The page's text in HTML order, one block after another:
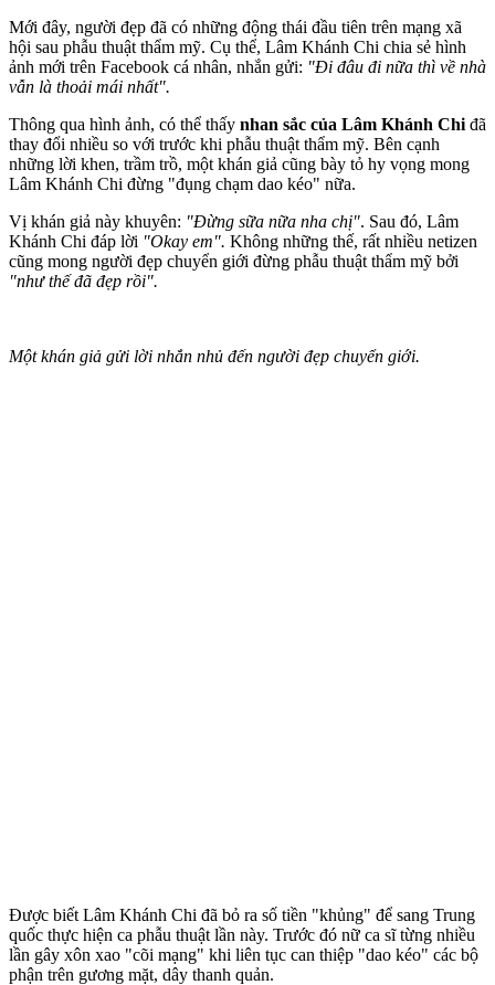
Mới đây, người đẹp đã có những động thái đầu tiên trên mạng xã
hội sau phẫu thuật thẩm mỹ. Cụ thể, Lâm Khánh Chi chia sẻ hình
ảnh mới trên Facebook cá nhân, nhắn gửi: "Đi đâu đi nữa thì về nhà
vẫn là thoải mái nhất".
Thông qua hình ảnh, có thể thấy nhan sắc của Lâm Khánh Chi đã
thay đổi nhiều so với trước khi phẫu thuật thẩm mỹ. Bên cạnh
những lời khen, trầm trồ, một khán giả cũng bày tỏ hy vọng mong
Lâm Khánh Chi đừng "đụng chạm dao kéo" nữa.
Vị khán giả này khuyên: "Đừng sữa nữa nha chị". Sau đó, Lâm
Khánh Chi đáp lời "Okay em". Không những thế, rất nhiều netizen
cũng mong người đẹp chuyển giới đừng phẫu thuật thẩm mỹ bởi
"như thế đã đẹp rồi".
Một khán giả gửi lời nhắn nhủ đến người đẹp chuyển giới.
Được biết Lâm Khánh Chi đã bỏ ra số tiền "khủng" để sang Trung
quốc thực hiện ca phẫu thuật lần này. Trước đó nữ ca sĩ từng nhiều
lần gây xôn xao "cõi mạng" khi liên tục can thiệp "dao kéo" các bộ
phận trên gương mặt, dây thanh quản.